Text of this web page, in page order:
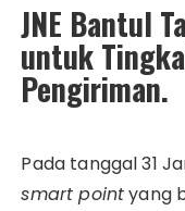
JNE Bantul
untuk
Pengiriman.
Pada tanggal 31
smart pointyang